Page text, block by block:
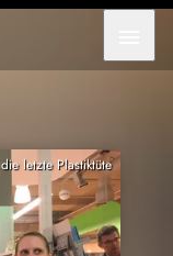
letzte Plastiktüte